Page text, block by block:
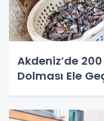
Akdeniz’de
Dolması Ele